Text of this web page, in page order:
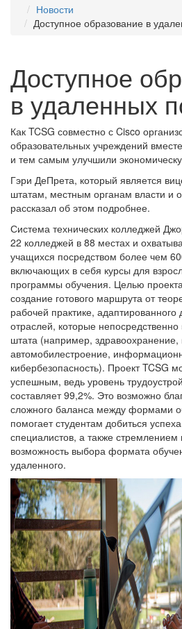
Новости
Доступное образование в
Доступное
в удаленных
Как TCSG совместно с Cisco
образовательных учреждений
и тем самым улучшили
Гэри ДеПрета, который является
штатам, местным органам власти и
рассказал об этом подробнее.
Система технических колледжей
22 колледжей в 88 местах и
учащихся посредством более чем
включающих в себя курсы для
программы обучения. Целью
создание готового маршрута от
рабочей практике,
отраслей, которые
штата (например, здравоохранение,
автомобилестроение,
кибербезопасность). Проект TCSG
успешным, ведь уровень
составляет 99,2%. Это возможно
сложного баланса между формами
помогает студентам добиться
специалистов, а также стремлением
возможность выбора формата
удаленного.